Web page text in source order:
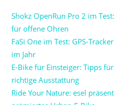
Shokz OpenRun Pro 2 im
für offene Ohren
FaSi One im Test: GPS-
im Jahr
E-Bike für Einsteiger: Tipps
richtige Ausstattung
Ride Your Nature: esel